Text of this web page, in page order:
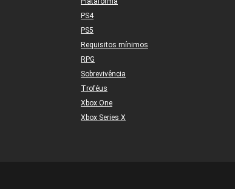
PS4
PS5
Requisitos mínimos
RPG
Sobrevivência
Troféus
Xbox One
Xbox Series X